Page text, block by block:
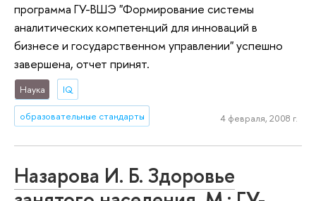
программа ГУ-ВШЭ "Формирование системы
аналитических компетенций для инноваций в
бизнесе и государственном управлении" успешно
завершена, отчет принят.
Наука IQ
образовательные стандарты 4 февраля, 2008 г.
Назарова И. Б. Здоровье